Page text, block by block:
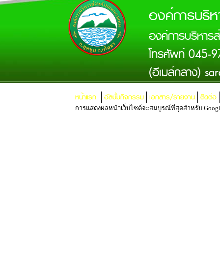
องค์การบริ
องค์การบริหา
โทรศัพท์ 045-
(อีเมล์กลาง)
หน้าแรก อัลบั้มกิจกรรม เอกสาร/รายงาน ติดต่อ
การแสดงผลหน้าเว็บไซต์จะสมบูรณ์ที่สุดสำหรับ